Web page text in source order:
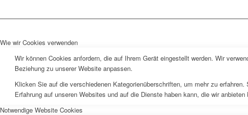
Wie wir Cookies verwenden
Wir können Cookies anfordern, die auf Ihrem Gerät eingestellt werden. Wir
Beziehung zu unserer Website anpassen.
Klicken Sie auf die verschiedenen Kategorienüberschriften, um mehr zu
Erfahrung auf unseren Websites und auf die Dienste haben kann, die wir anbieten
Notwendige Website Cookies